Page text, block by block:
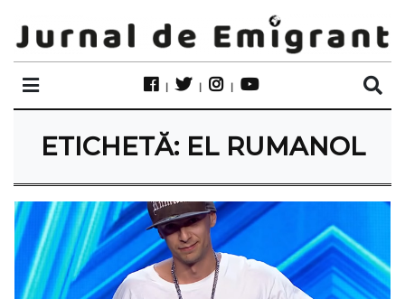
ETICHETĂ: EL RUMANOL